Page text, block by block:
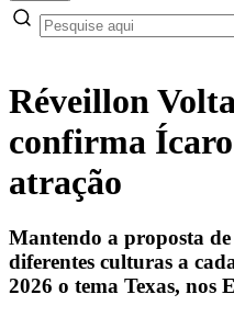
Réveillon
confirma
atração
Mantendo a proposta
diferentes culturas a
2026 o tema Texas, nos